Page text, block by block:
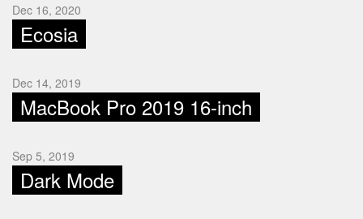
Dec 16, 2020
Ecosia
Dec 14, 2019
MacBook Pro 2019 16-inch
Sep 5, 2019
Dark Mode